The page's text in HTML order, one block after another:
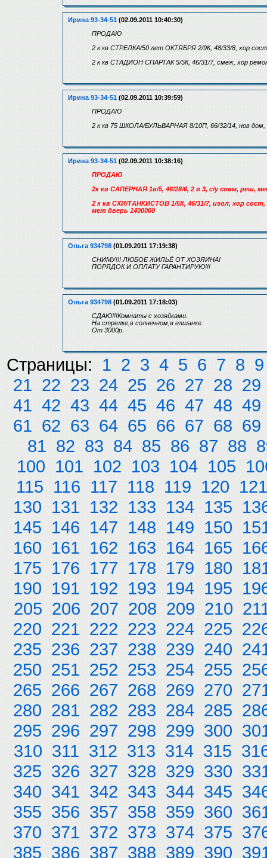
Ирина 93-34-51 (02.09.2011 10:40:30)
ПРОДАЮ
2 к кв СТРЕЛКА/50 лет ОКТЯБРЯ 2/9К, 48/33/8, хор
2 к кв СТАДИОН СПАРТАК 5/5К, 46/31/7, смеж, хор
Ирина 93-34-51 (02.09.2011 10:39:59)
ПРОДАЮ
2 к кв 75 ШКОЛА/БУЛЬВАРНАЯ 8/10П, 66/32/14, нов дом,
Ирина 93-34-51 (02.09.2011 10:38:16)
ПРОДАЮ
2к кв САПЕРНАЯ 1в/5, 46/28/6, 2 в 3, с/у совм, реш,
2 к кв СХИ/ТАНКИСТОВ 1/5К, 46/31/7, изол, хор
мет дверь 1400000
Ольга 934798 (01.09.2011 17:19:38)
СНИМУ!!! ЛЮБОЕ ЖИЛЬЁ ОТ ХОЗЯИНА!
ПОРЯДОК И ОПЛАТУ ГАРАНТИРУЮ!!!
Ольга 934798 (01.09.2011 17:18:03)
СДАЮ!!!Комнаты с хозяйками.
На стрелке,в солнечном,в елшанке.
От 3000р.
Страницы: 1 2 3 4 5 6 7 8 9
21 22 23 24 25 26 27 28 29
41 42 43 44 45 46 47 48 49
61 62 63 64 65 66 67 68 69
81 82 83 84 85 86 87 88
100 101 102 103 104 105
115 116 117 118 119 120 121
130 131 132 133 134 135
145 146 147 148 149 150
160 161 162 163 164 165
175 176 177 178 179 180
190 191 192 193 194 195
205 206 207 208 209 210
220 221 222 223 224 225
235 236 237 238 239 240
250 251 252 253 254 255
265 266 267 268 269 270
280 281 282 283 284 285
295 296 297 298 299 300
310 311 312 313 314 315
325 326 327 328 329 330
340 341 342 343 344 345
355 356 357 358 359 360
370 371 372 373 374 375
385 386 387 388 389 390